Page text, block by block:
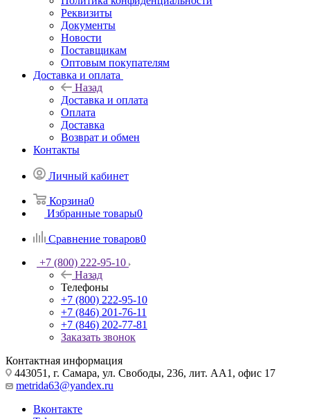
Реквизиты
Документы
Новости
Поставщикам
Оптовым покупателям
Доставка и оплата
Назад
Доставка и оплата
Оплата
Доставка
Возврат и обмен
Контакты
Личный кабинет
Корзина0
Избранные товары0
Сравнение товаров0
+7 (800) 222-95-10
Назад
Телефоны
+7 (800) 222-95-10
+7 (846) 201-76-11
+7 (846) 202-77-81
Заказать звонок
Контактная информация
443051, г. Самара, ул. Свободы, 236, лит. АА1, офис 17
metrida63@yandex.ru
Вконтакте